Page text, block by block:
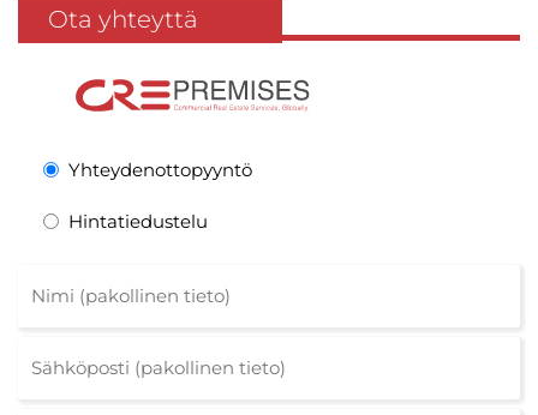
Ota yhteyttä
Yhteydenottopyyntö
Hintatiedustelu